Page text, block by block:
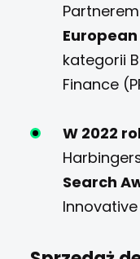
kategorii
Finance
W 2022
Search